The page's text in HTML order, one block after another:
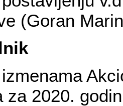
(Goran
za 2020.